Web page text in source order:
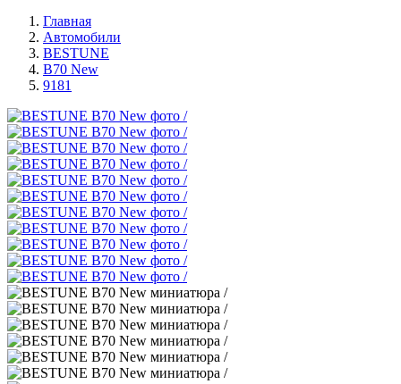
Главная
Автомобили
BESTUNE
B70 New
9181